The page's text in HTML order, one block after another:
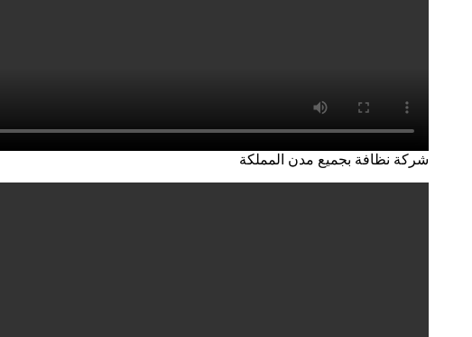
شركة نظافة بجميع مدن المملكة